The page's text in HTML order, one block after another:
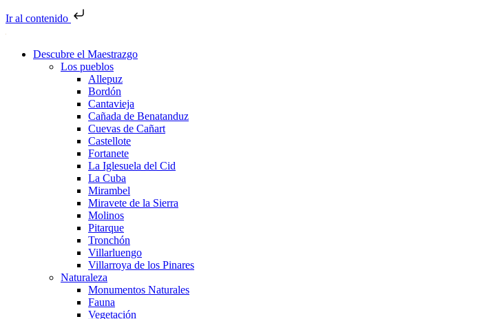
Ir al contenido
Descubre el Maestrazgo
Los pueblos
Allepuz
Bordón
Cantavieja
Cañada de Benatanduz
Cuevas de Cañart
Castellote
Fortanete
La Iglesuela del Cid
La Cuba
Mirambel
Miravete de la Sierra
Molinos
Pitarque
Tronchón
Villarluengo
Villarroya de los Pinares
Naturaleza
Monumentos Naturales
Fauna
Vegetación